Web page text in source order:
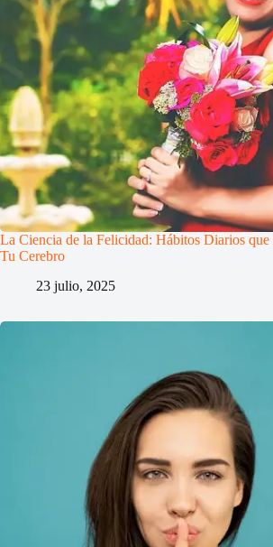
La Ciencia de la Felicidad: Hábitos Diarios
Tu Cerebro
23 julio, 2025